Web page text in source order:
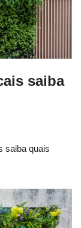
saiba
saiba quais